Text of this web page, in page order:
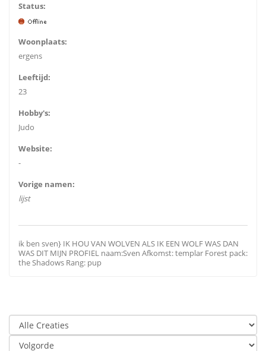
Status:
Woonplaats:
ergens
Leeftijd:
23
Hobby's:
Judo
Website:
-
Vorige namen:
lijst
ik ben sven} IK HOU VAN WOLVEN ALS IK EEN WOLF WAS DAN
WAS DIT MIJN PROFIEL naam:Sven Afkomst: templar Forest pack:
the Shadows Rang: pup